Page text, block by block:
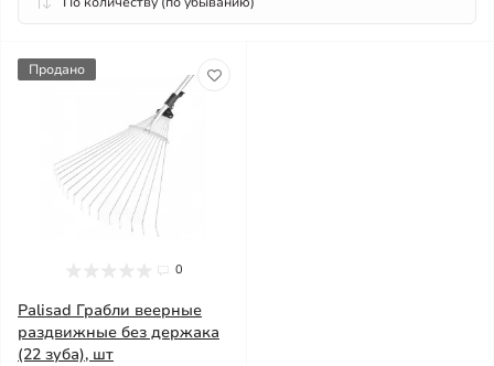
Продано
0
Palisad Грабли веерные
раздвижные без держака
(22 зуба), шт